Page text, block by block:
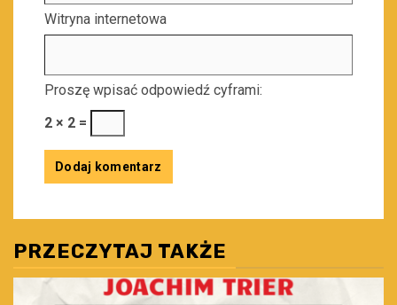
Witryna internetowa
Proszę wpisać odpowiedź cyframi:
2 × 2 =
PRZECZYTAJ TAKŻE